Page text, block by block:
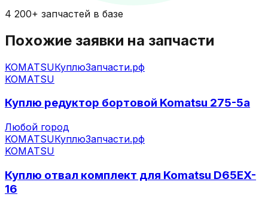
4 200+ запчастей в базе
Похожие заявки на запчасти
KOMATSUКуплюЗапчасти.рф
KOMATSU
Куплю редуктор бортовой Komatsu 275-5а
Любой город
KOMATSUКуплюЗапчасти.рф
KOMATSU
Куплю отвал комплект для Komatsu D65EX-
16